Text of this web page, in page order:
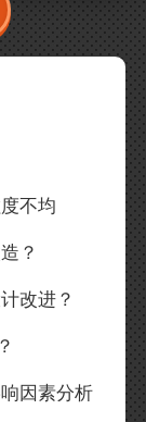
不均
？
改进？
因素分析